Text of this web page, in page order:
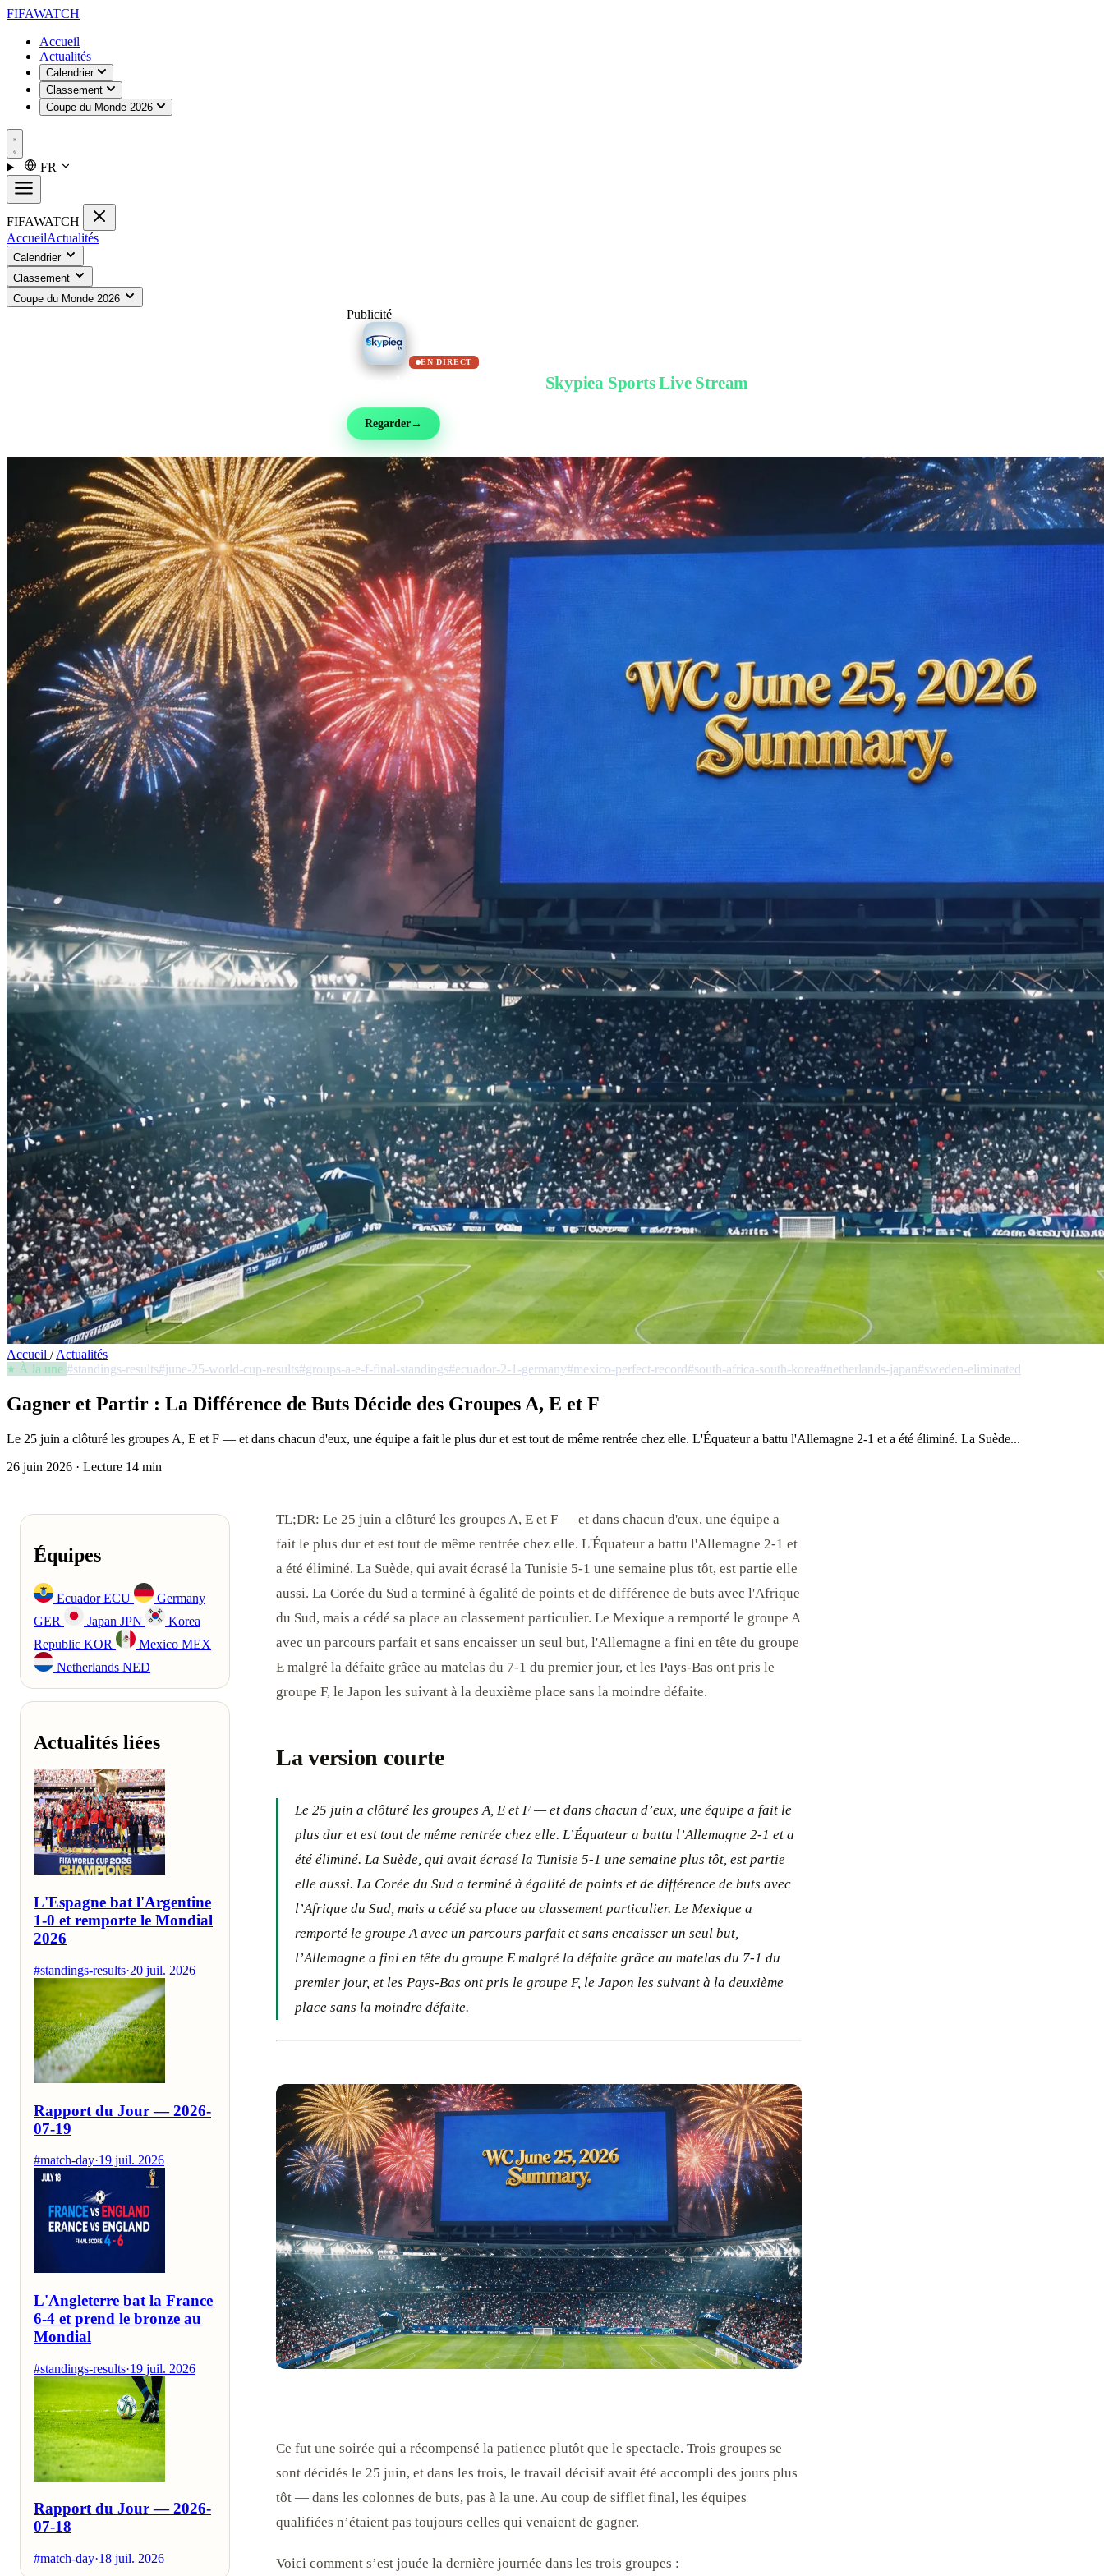
FIFAWATCH
Accueil
Actualités
Calendrier
Classement
Coupe du Monde 2026
FR
FIFAWATCH
AccueilActualités
Calendrier
Classement
Coupe du Monde 2026
Publicité
EN DIRECT
Skypiea Sports Live Stream
Regarder→
Accueil / Actualités
À la une #standings-results#june-25-world-cup-results#groups-a-e-f-final-standings#ecuador-2-1-germany#mexico-perfect-record#south-africa-south-korea#netherlands-japan#sweden-eliminated
Gagner et Partir : La Différence de Buts Décide des Groupes A, E et F
Le 25 juin a clôturé les groupes A, E et F — et dans chacun d'eux, une équipe a fait le plus dur et est tout de même rentrée chez elle. L'Équateur a battu l'Allemagne 2-1 et a été éliminé. La Suède...
26 juin 2026 · Lecture 14 min
Équipes
EcuadorECU
Germany
GER
Japan JPN
Korea
Republic KOR Mexico MEX
Netherlands NED
Actualités liées
L'Espagne bat l'Argentine
1-0 et remporte le Mondial
2026
#standings-results·20 juil. 2026
Rapport du Jour — 2026-
07-19
#match-day·19 juil. 2026
L'Angleterre bat la France
6-4 et prend le bronze au
Mondial
#standings-results·19 juil. 2026
Rapport du Jour — 2026-
07-18
#match-day·18 juil. 2026
TL;DR: Le 25 juin a clôturé les groupes A, E et F — et dans chacun d'eux, une équipe a
fait le plus dur et est tout de même rentrée chez elle. L'Équateur a battu l'Allemagne 2-1 et
a été éliminé. La Suède, qui avait écrasé la Tunisie 5-1 une semaine plus tôt, est partie elle
aussi. La Corée du Sud a terminé à égalité de points et de différence de buts avec l'Afrique
du Sud, mais a cédé sa place au classement particulier. Le Mexique a remporté le groupe A
avec un parcours parfait et sans encaisser un seul but, l'Allemagne a fini en tête du groupe
E malgré la défaite grâce au matelas du 7-1 du premier jour, et les Pays-Bas ont pris le
groupe F, le Japon les suivant à la deuxième place sans la moindre défaite.
La version courte
Le 25 juin a clôturé les groupes A, E et F — et dans chacun d’eux, une équipe a fait le
plus dur et est tout de même rentrée chez elle. L’Équateur a battu l’Allemagne 2-1 et a
été éliminé. La Suède, qui avait écrasé la Tunisie 5-1 une semaine plus tôt, est partie
elle aussi. La Corée du Sud a terminé à égalité de points et de différence de buts avec
l’Afrique du Sud, mais a cédé sa place au classement particulier. Le Mexique a
remporté le groupe A avec un parcours parfait et sans encaisser un seul but,
l’Allemagne a fini en tête du groupe E malgré la défaite grâce au matelas du 7-1 du
premier jour, et les Pays-Bas ont pris le groupe F, le Japon les suivant à la deuxième
place sans la moindre défaite.
Ce fut une soirée qui a récompensé la patience plutôt que le spectacle. Trois groupes se
sont décidés le 25 juin, et dans les trois, le travail décisif avait été accompli des jours plus
tôt — dans les colonnes de buts, pas à la une. Au coup de sifflet final, les équipes
qualifiées n’étaient pas toujours celles qui venaient de gagner.
Voici comment s’est jouée la dernière journée dans les trois groupes :